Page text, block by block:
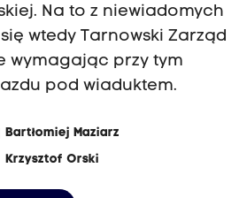
Na to z niewiadomych
wtedy Tarnowski Zarząd
wymagając przy tym
pod wiaduktem.
Bartłomiej Maziarz
Krzysztof Orski